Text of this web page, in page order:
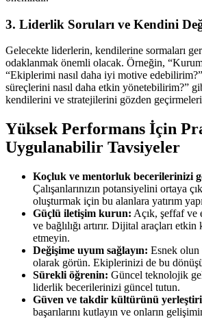
3. Liderlik Soruları ve Kendini
Gelecekte liderlerin, kendilerine sormaları
odaklanmak önemli olacak. Örneğin,
“Ekiplerimi nasıl daha iyi motive
süreçlerini nasıl daha etkin yönetebilirim?”
kendilerini ve stratejilerini gözden
Yüksek Performans İçin
Uygulanabilir Tavsiyeler
Koçluk ve mentorluk becerilerinizi
Çalışanlarınızın potansiyelini ortaya
oluşturmak için bu alanlara yatırım
Güçlü iletişim kurun: Açık, şeffaf ve
ve bağlılığı artırır. Dijital araçları
etmeyin.
Değişime uyum sağlayın: Esnek olun
olarak görün. Ekiplerinizi de bu
Sürekli öğrenin: Güncel teknolojik
liderlik becerilerinizi güncel tutun.
Güven ve takdir kültürünü
başarılarını kutlayın ve onların